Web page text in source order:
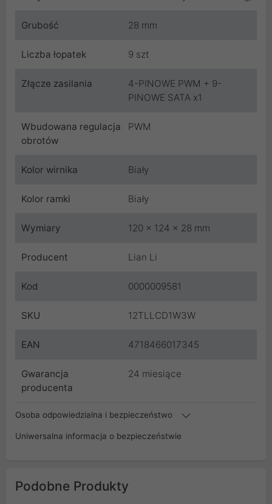
Grubość 28 mm
Liczba łopatek 9 szt
Złącze zasilania
4-PINOWE PWM + 9-
PINOWE SATA x1
Wbudowana regulacja
obrotów
PWM
Kolor wirnika Biały
Kolor ramki Biały
Wymiary 120 x 124 x 28 mm
Producent Lian Li
Kod 0000009581
SKU 12TLLCD1W3W
EAN 4718466017345
Gwarancja
producenta
24 miesiące
Osoba odpowiedzialna i bezpieczeństwo
Uniwersalna informacja o bezpieczeństwie
Podobne Produkty